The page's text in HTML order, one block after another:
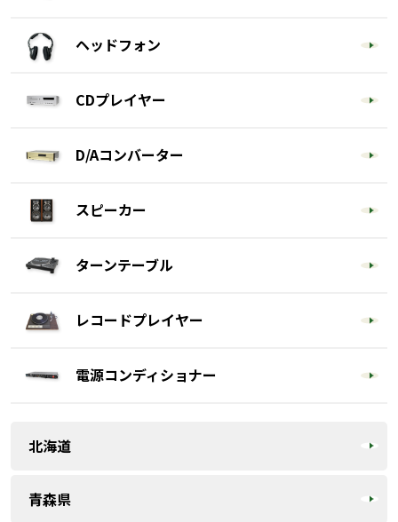
ヘッドフォン
CDプレイヤー
D/Aコンバーター
スピーカー
ターンテーブル
レコードプレイヤー
電源コンディショナー
北海道
青森県